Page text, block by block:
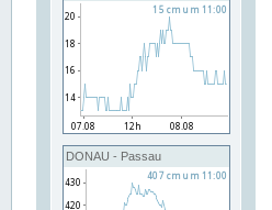
DONAU - Passau